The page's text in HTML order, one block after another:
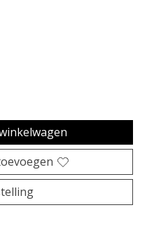
is